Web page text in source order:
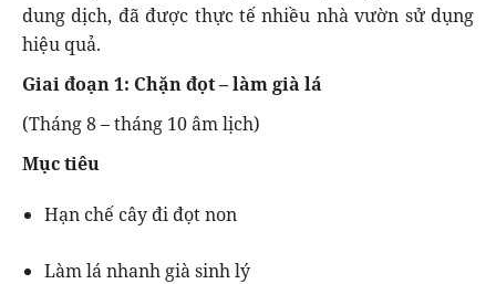
dung dịch, đã được thực tế nhiều nhà vườn sử dụng
hiệu quả.
Giai đoạn 1: Chặn đọt – làm già lá
(Tháng 8 – tháng 10 âm lịch)
Mục tiêu
Hạn chế cây đi đọt non
Làm lá nhanh già sinh lý